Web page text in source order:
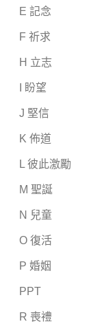
E 記念
F 祈求
H 立志
I 盼望
J 堅信
K 佈道
L 彼此激勵
M 聖誕
N 兒童
O 復活
P 婚姻
PPT
R 喪禮